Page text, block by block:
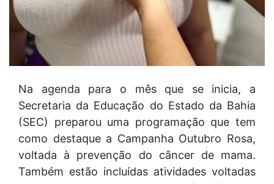
Na agenda para o mês que se inicia, a
Secretaria da Educação do Estado da Bahia
(SEC) preparou uma programação que tem
como destaque a Campanha Outubro Rosa,
voltada à prevenção do câncer de mama.
Também estão incluídas atividades voltadas